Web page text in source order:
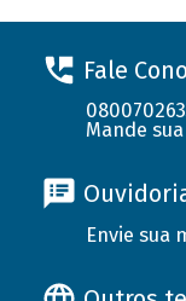
Fale
Mande
Envie sua